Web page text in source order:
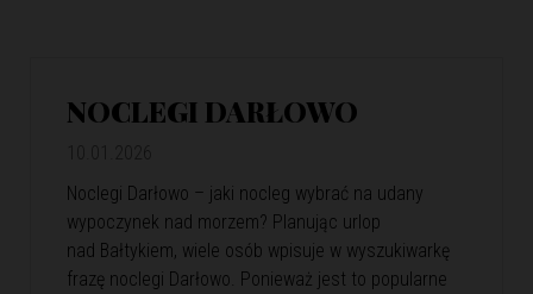
NOCLEGI DARŁOWO
Noclegi Darłowo – jaki nocleg wybrać na udany
wypoczynek nad morzem? Planując urlop
nad Bałtykiem, wiele osób wpisuje w wyszukiwarkę
frazę noclegi Darłowo. Ponieważ jest to popularne